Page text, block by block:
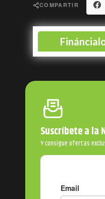
COMPARTIR
Suscríbete a la
Y consigue ofertas